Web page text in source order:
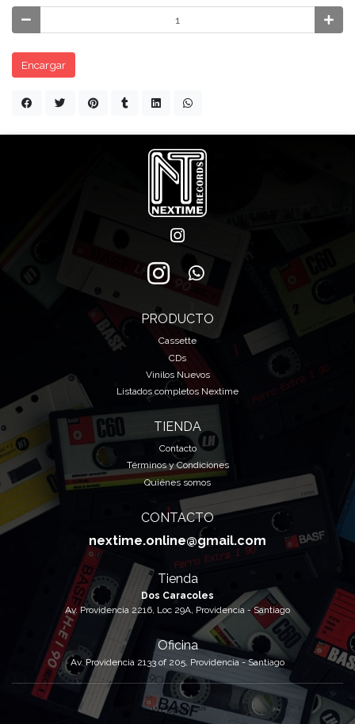
Encargar
PRODUCTO
Cassette
CDs
Vinilos Nuevos
Listados completos Nextime
TIENDA
Contacto
Términos y Condiciones
Quiénes somos
CONTACTO
nextime.online@gmail.com
Tienda
Dos Caracoles
Av. Providencia 2216, Loc 29A, Providencia - Santiago
Oficina
Av. Providencia 2133 of 205, Providencia - Santiago